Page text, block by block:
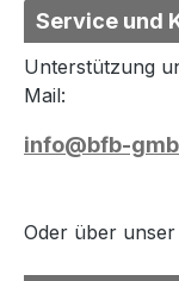
Service und
Unterstützung
Mail:
info@bfb-
Oder über unser